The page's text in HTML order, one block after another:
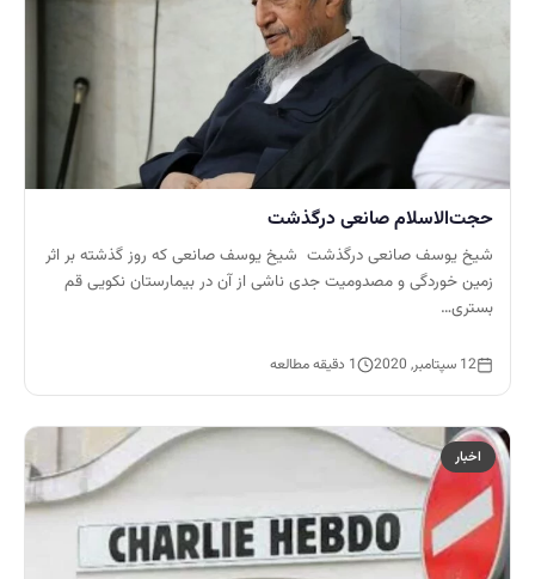
حجت‌الاسلام صانعی درگذشت
شیخ یوسف صانعی درگذشت شیخ یوسف صانعی که روز گذشته بر اثر
زمین خوردگی و مصدومیت جدی ناشی از آن در بیمارستان نکویی قم
بستری…
12 سپتامبر, 2020 1 دقیقه مطالعه
اخبار